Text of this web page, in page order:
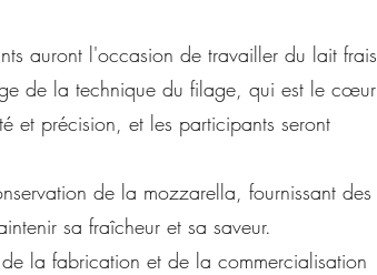
auront l'occasion de travailler du lait frais
de la technique du filage, qui est le cœur
et précision, et les participants seront
de la mozzarella, fournissant des
sa fraîcheur et sa saveur.
la fabrication et de la commercialisation